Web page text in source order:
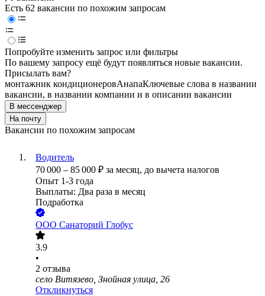
Есть 62 вакансии по похожим запросам
Попробуйте изменить запрос или фильтры
По вашему запросу ещё будут появляться новые вакансии.
Присылать вам?
монтажник кондиционеровАнапаКлючевые слова в названии
вакансии, в названии компании и в описании вакансии
В мессенджер
На почту
Вакансии по похожим запросам
Водитель
70 000 – 85 000 ₽ за месяц, до вычета налогов
Опыт 1-3 года
Выплаты: Два раза в месяц
Подработка
ООО Санаторий Глобус
3.9
•
2 отзыва
село Витязево, Знойная улица, 26
Откликнуться